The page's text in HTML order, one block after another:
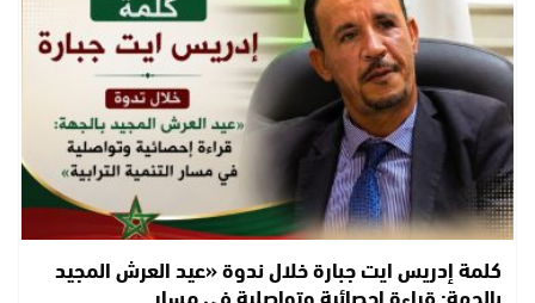
كلمة إدريس ايت جبارة خلال ندوة «عيد العرش المجيد